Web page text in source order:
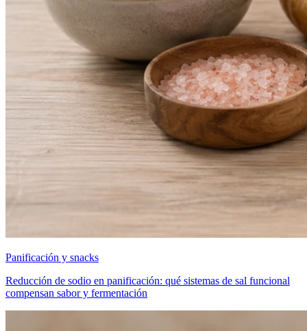
Panificación y snacks
Reducción de sodio en panificación: qué sistemas de sal funcional
compensan sabor y fermentación